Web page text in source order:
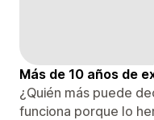
Más de 10 años de
¿Quién más puede
funciona porque lo